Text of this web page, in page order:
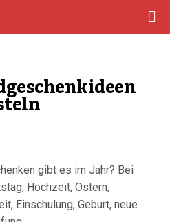
gibt es im Jahr? Bei
Hochzeit, Ostern,
Einschulung, Geburt, neue